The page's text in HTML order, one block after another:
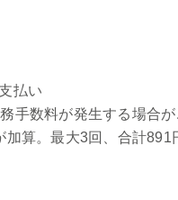
払い
手数料が発生する場合
算。最大3回、合計891